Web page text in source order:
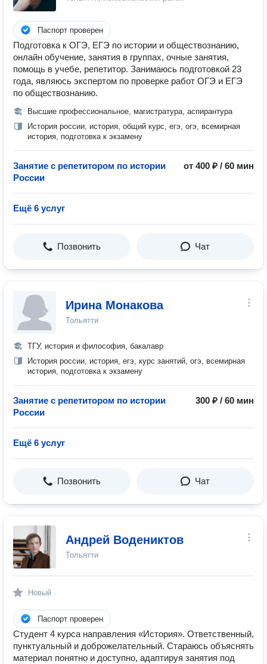
Паспорт проверен
Подготовка к ОГЭ, ЕГЭ по истории и обществознанию,
онлайн обучение, занятия в группах, очные занятия,
помощь в учебе, репетитор. Занимаюсь подготовкой 23
года, являюсь экспертом по проверке работ ОГЭ и ЕГЭ
по обществознанию.
Высшие профессиональное, магистратура, аспирантура
История россии, история, общий курс, егэ, огэ, всемирная
история, подготовка к экзамену
Занятие с репетитором по истории
России
от 400 ₽ / 60 мин
Ещё 6 услуг
Позвонить Чат
Ирина Монакова
Тольятти
ТГУ, история и философия, бакалавр
История россии, история, егэ, курс занятий, огэ, всемирная
история, подготовка к экзамену
Занятие с репетитором по истории
России
300 ₽ / 60 мин
Ещё 6 услуг
Позвонить Чат
Андрей Водениктов
Тольятти
Новый
Паспорт проверен
Студент 4 курса направления «История». Ответственный,
пунктуальный и доброжелательный. Стараюсь объяснять
материал понятно и доступно, адаптируя занятия под